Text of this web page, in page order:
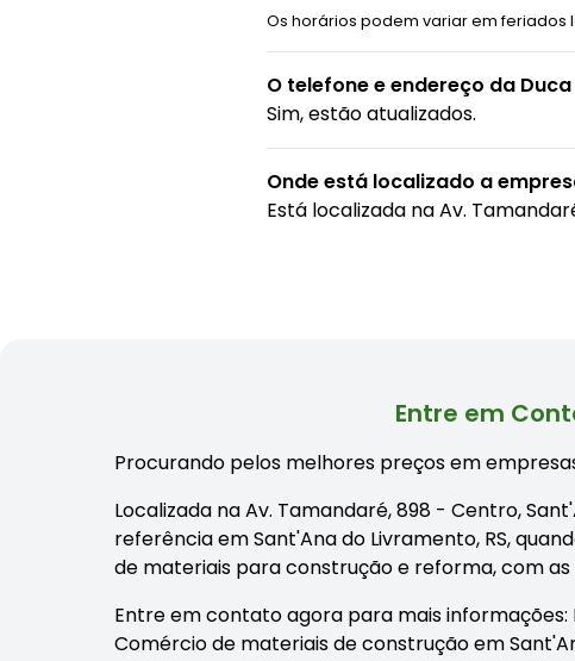
Os horários podem variar em feriados
O telefone e endereço da
Sim, estão atualizados.
Onde está localizado a
Está localizada naAv.
Entre em
Procurando pelos melhores preços em
Localizada na Av. Tamandaré, 898 - Centro,
referência em Sant'Ana do Livramento, RS,
de materiais para construção e reforma, com
Entre em contato agora para mais informações:
Comércio de materiais de construção em